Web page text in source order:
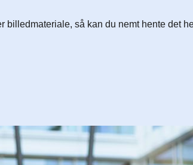
billedmateriale, så kan du nemt hente det